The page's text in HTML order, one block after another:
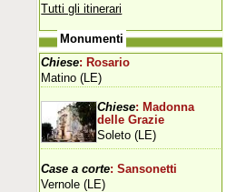
Tutti gli itinerari
Monumenti
Chiese: Rosario
Matino (LE)
Chiese: Madonna
delle Grazie
Soleto (LE)
Case a corte: Sansonetti
Vernole (LE)